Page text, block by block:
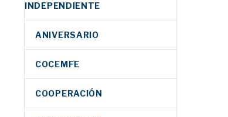
INDEPENDIENTE
ANIVERSARIO
COCEMFE
COOPERACIÓN